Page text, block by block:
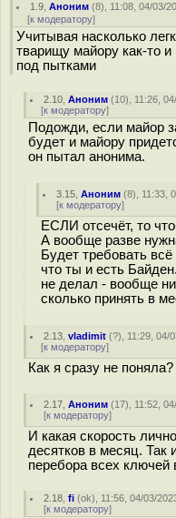
1.9 ,Аноним (8), 11:08, 04/03/
[к модератору]
Учитывая насколько
тварищу майору как-то
под пытками
2.10 ,Аноним (10), 11:26,
[к модератору]
Подожди, если майор
будет и майору
он пытал анонима.
3.15 ,Аноним (8), 11:33,
[к модератору]
ЕСЛИ отсечёт, то
А вообще разве
Будет требовать
что ты и есть
не делал - вообще
сколько принять в
2.13 ,vladimit (?), 11:29, 04/
[к модератору]
Как я сразу не
2.17 ,Аноним (17), 11:52,
[к модератору]
И какая скорость
десятков в месяц. Так
перебора всех
2.18 ,fi (ok), 11:56, 04/03/
[к модератору]